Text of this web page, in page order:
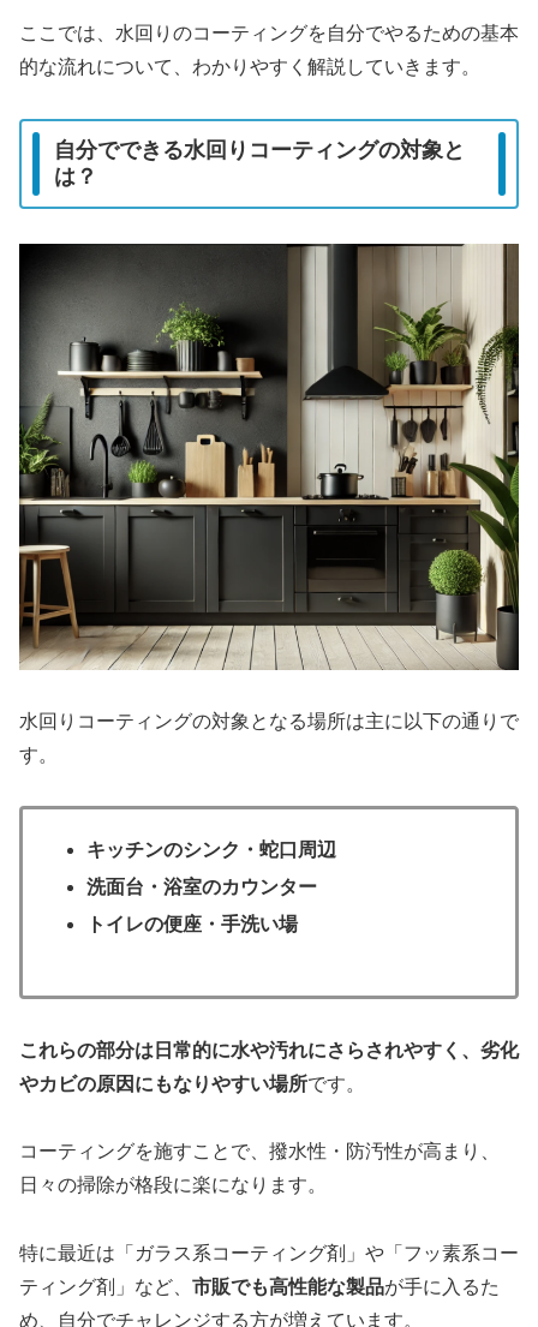
ここでは、水回りのコーティングを自分でやるための基本
的な流れについて、わかりやすく解説していきます。
自分でできる水回りコーティングの対象と
は？
水回りコーティングの対象となる場所は主に以下の通りで
す。
キッチンのシンク・蛇口周辺
洗面台・浴室のカウンター
トイレの便座・手洗い場
これらの部分は日常的に水や汚れにさらされやすく、劣化
やカビの原因にもなりやすい場所です。
コーティングを施すことで、撥水性・防汚性が高まり、
日々の掃除が格段に楽になります。
特に最近は「ガラス系コーティング剤」や「フッ素系コー
ティング剤」など、 市販でも高性能な製品が手に入るた
め、自分でチャレンジする方が増えています。